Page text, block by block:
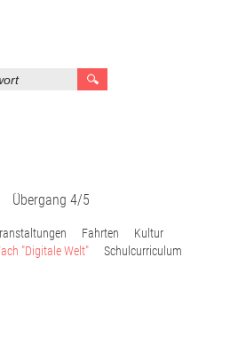
Fahrten
Kultur
"Digitale Welt"
Schulcurriculum
Übergang 4/5